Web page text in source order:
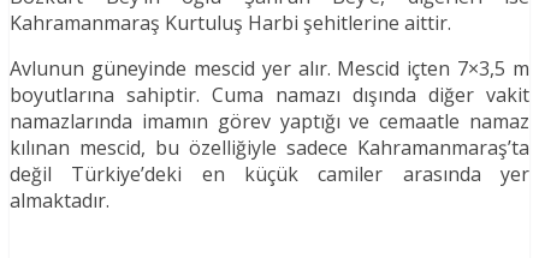
Kahramanmaraş Kurtuluş Harbi şehitlerine aittir.
Avlunun güneyinde mescid yer alır. Mescid içten 7×3,5 m
boyutlarına sahiptir. Cuma namazı dışında diğer vakit
namazlarında imamın görev yaptığı ve cemaatle namaz
kılınan mescid, bu özelliğiyle sadece Kahramanmaraş’ta
değil Türkiye’deki en küçük camiler arasında yer
almaktadır.